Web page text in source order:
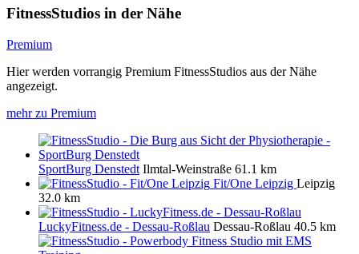
FitnessStudios in der Nähe
Premium
Hier werden vorrangig Premium FitnessStudios aus der Nähe
angezeigt.
mehr zu Premium
SportBurg Denstedt Ilmtal-Weinstraße 61.1 km
Fit/One Leipzig Leipzig
32.0 km
LuckyFitness.de - Dessau-Roßlau Dessau-Roßlau 40.5 km